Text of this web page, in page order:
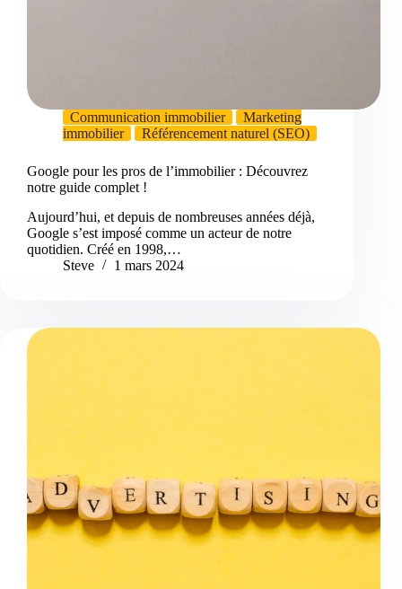
Communication immobilier
Marketing
immobilier
Référencement naturel (SEO)
Google pour les pros de l’immobilier : Découvrez
notre guide complet !
Aujourd’hui, et depuis de nombreuses années déjà,
Google s’est imposé comme un acteur de notre
quotidien. Créé en 1998,…
Steve
1 mars 2024